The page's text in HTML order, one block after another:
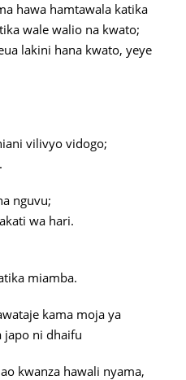
hawa hamtawala katika
wale walio na kwato;
lakini hana kwato, yeye
vilivyo vidogo;
nguvu;
wa hari.
miamba.
kama moja ya
japo ni dhaifu
kwanza hawali nyama,